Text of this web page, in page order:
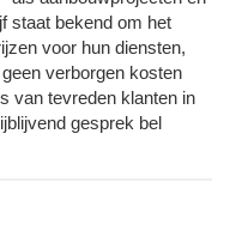
staat bekend om het
voor hun diensten,
verborgen kosten
van tevreden klanten in
gesprek bel